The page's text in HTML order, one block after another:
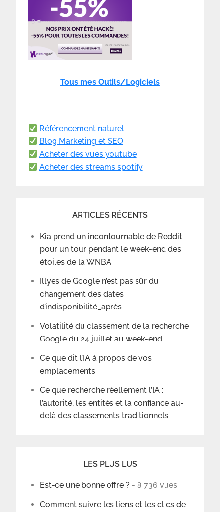
Tous mes Outils/Logiciels
Référencement naturel
Blog Marketing et SEO
Acheter des vues youtube
Acheter des streams spotify
ARTICLES RÉCENTS
Kia prend un incontournable de Reddit
pour un tour pendant le week-end des
étoiles de la WNBA
Illyes de Google n’est pas sûr du
changement des dates
d’indisponibilité_après
Volatilité du classement de la recherche
Google du 24 juillet au week-end
Ce que dit l’IA à propos de vos
emplacements
Ce que recherche réellement l’IA :
l’autorité, les entités et la confiance au-
delà des classements traditionnels
LES PLUS LUS
Est-ce une bonne offre ? - 8 736 vues
Comment suivre les liens et les clics de